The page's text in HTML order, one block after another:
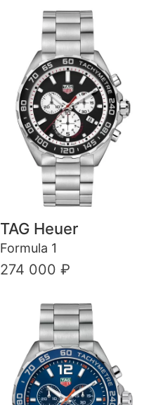
TAG Heuer
Formula 1
274 000 ₽